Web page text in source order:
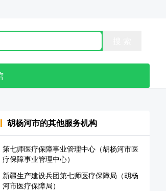
胡杨河市的其他服务机构
第七师医疗保障事业管理中心（胡杨河市医
疗保障事业管理中心）
新疆生产建设兵团第七师医疗保障局（胡杨
河市医疗保障局）